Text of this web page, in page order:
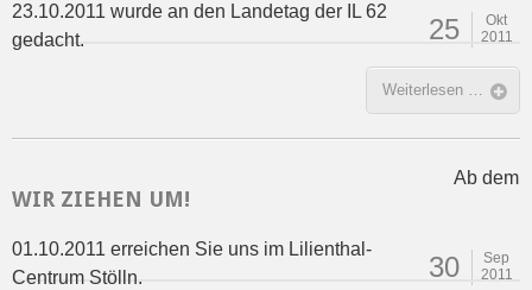
25
Okt
2011
23.10.2011 wurde an den Landetag der IL 62
gedacht.
Weiterlesen …
WIR ZIEHEN UM!
30
Sep
2011
Ab dem
01.10.2011 erreichen Sie uns im Lilienthal-
Centrum Stölln.